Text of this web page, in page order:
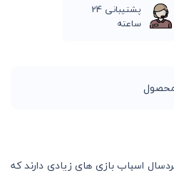
پشتیبانی 24
ساعته
اسباب بازی های زیادی دارند که